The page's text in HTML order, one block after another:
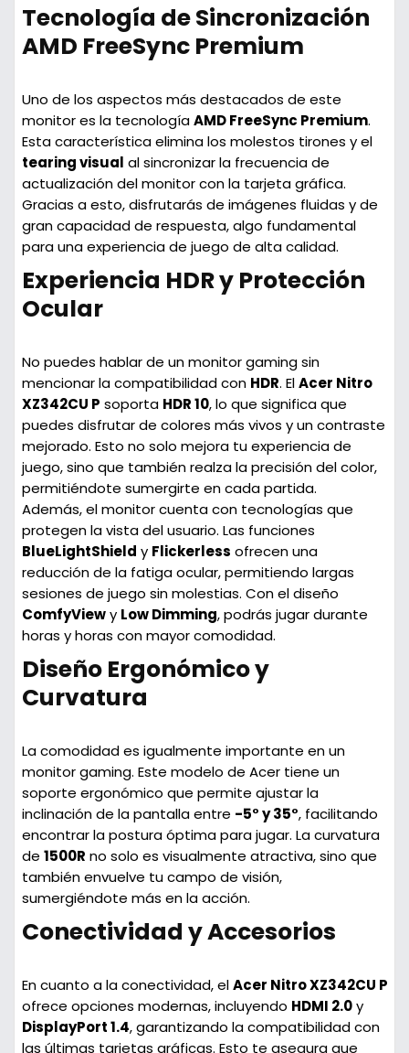
Tecnología de Sincronización
AMD FreeSync Premium
Uno de los aspectos más destacados de este
monitor es la tecnologíaAMD FreeSync Premium.
Esta característica elimina los molestos tirones y el
tearing visual al sincronizar la frecuencia de
actualización del monitor con la tarjeta gráfica.
Gracias a esto, disfrutarás de imágenes fluidas y de
gran capacidad de respuesta, algo fundamental
para una experiencia de juego de alta calidad.
Experiencia HDR y Protección
Ocular
No puedes hablar de un monitor gaming sin
mencionar la compatibilidad con HDR. ElAcer Nitro
XZ342CU P soporta HDR 10, lo que significa que
puedes disfrutar de colores más vivos y un contraste
mejorado. Esto no solo mejora tu experiencia de
juego, sino que también realza la precisión del color,
permitiéndote sumergirte en cada partida.
Además, el monitor cuenta con tecnologías que
protegen la vista del usuario. Las funciones
BlueLightShield y Flickerless ofrecen una
reducción de la fatiga ocular, permitiendo largas
sesiones de juego sin molestias. Con el diseño
ComfyViewy Low Dimming, podrás jugar durante
horas y horas con mayor comodidad.
Diseño Ergonómico y
Curvatura
La comodidad es igualmente importante en un
monitor gaming. Este modelo de Acer tiene un
soporte ergonómico que permite ajustar la
inclinación de la pantalla entre -5° y 35°, facilitando
encontrar la postura óptima para jugar. La curvatura
de 1500R no solo es visualmente atractiva, sino que
también envuelve tu campo de visión,
sumergiéndote más en la acción.
Conectividad y Accesorios
En cuanto a la conectividad, elAcer Nitro XZ342CU P
ofrece opciones modernas, incluyendo HDMI 2.0y
DisplayPort 1.4, garantizando la compatibilidad con
las últimas tarjetas gráficas. Esto te asegura que